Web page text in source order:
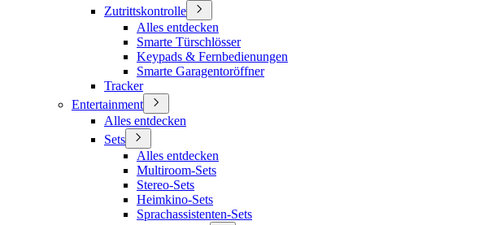
Zutrittskontrolle
Alles entdecken
Smarte Türschlösser
Keypads & Fernbedienungen
Smarte Garagentoröffner
Tracker
Entertainment
Alles entdecken
Sets
Alles entdecken
Multiroom-Sets
Stereo-Sets
Heimkino-Sets
Sprachassistenten-Sets